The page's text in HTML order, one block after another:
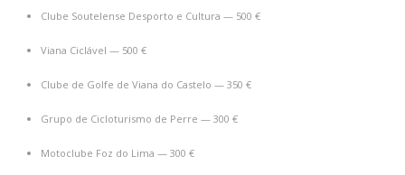
Clube Soutelense Desporto e Cultura — 500 €
Viana Ciclável — 500 €
Clube de Golfe de Viana do Castelo — 350 €
Grupo de Cicloturismo de Perre — 300 €
Motoclube Foz do Lima — 300 €